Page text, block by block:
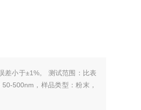
差小于±1%。 测试范围：比表
500nm，样品类型：粉末，